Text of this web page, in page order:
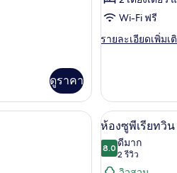
ดูราคา
เอ็ก
เซก
(with
Rollaway
Bed)
Wi-Fi ฟรี
รายละเอียดเพิ่มเ
ราย
กับ
ห้อง
เอ็ก
เซก
คิว
ทีฟ
ะดับพรีเมียม, ผ้านวมขนเป็ด, มินิบาร์, ตู้นิรภั
เปิด
ภาพถ่าย
ทั้งหมด
3
ห้องซูพีเรียทวิน
8.08.0 จาก 10
ดีมาก
2 รีวิว
(2